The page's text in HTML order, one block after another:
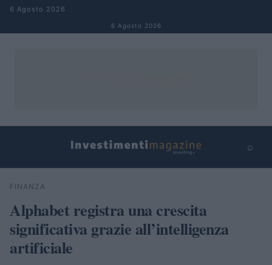
Salta al contenuto
6 Agosto 2026
6 Agosto 2026
⌕
Cerca
FINANZA
Alphabet registra una crescita
significativa grazie all’intelligenza
artificiale